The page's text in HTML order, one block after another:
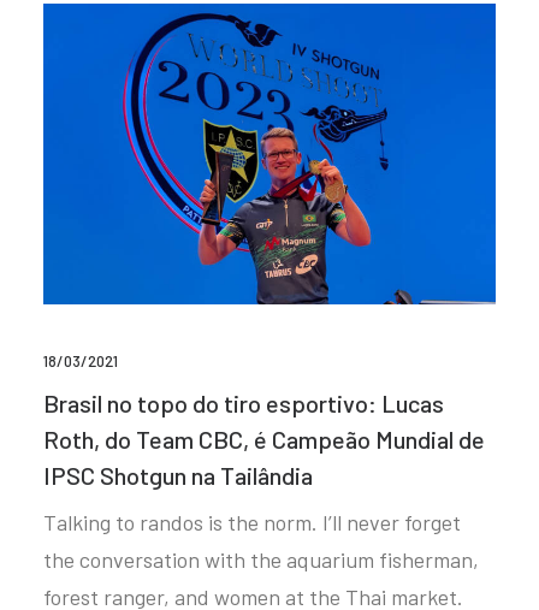
18/03/2021
Brasil no topo do tiro esportivo: Lucas
Roth, do Team CBC, é Campeão Mundial de
IPSC Shotgun na Tailândia
Talking to randos is the norm. I’ll never forget
the conversation with the aquarium fisherman,
forest ranger, and women at the Thai market.